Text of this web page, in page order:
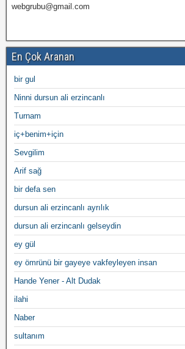
webgrubu@gmail.com
En Çok Aranan
bir gul
Ninni dursun ali erzincanlı
Turnam
iç+benim+için
Sevgilim
Arif sağ
bir defa sen
dursun ali erzincanlı ayrılık
dursun ali erzincanlı gelseydin
ey gül
ey ömrünü bir gayeye vakfeyleyen insan
Hande Yener - Alt Dudak
ilahi
Naber
sultanım